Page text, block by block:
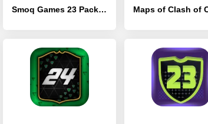
Smoq Games 23 Pack Opener